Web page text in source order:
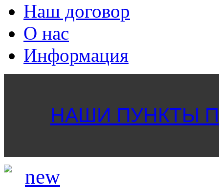
Наш договор
О нас
Информация
НАШИ ПУНКТЫ